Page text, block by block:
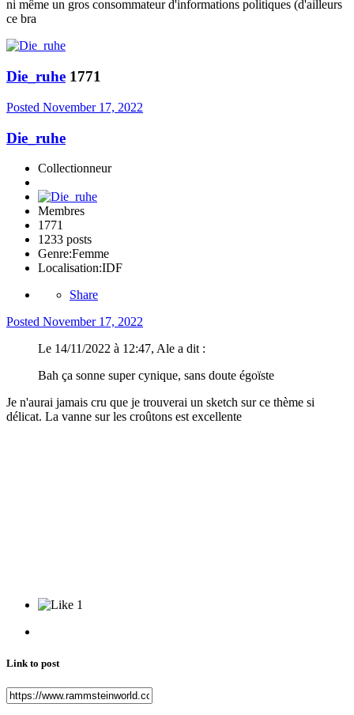
ni même un gros consommateur d'informations politiques (d'ailleurs
ce bra
Die_ruhe 1771
Posted November 17, 2022
Die_ruhe
Collectionneur
Membres
1771
1233 posts
Genre:Femme
Localisation:IDF
Share
Posted November 17, 2022
Le 14/11/2022 à 12:47, Ale a dit :
Bah ça sonne super cynique, sans doute égoïste
Je n'aurai jamais cru que je trouverai un sketch sur ce thème si
délicat. La vanne sur les croûtons est excellente
1
Link to post